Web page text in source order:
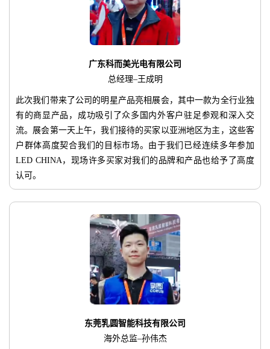
广东科而美光电有限公司
总经理–王成明
此次我们带来了公司的明星产品亮相展会，其中一款为全行业独
有的商显产品，成功吸引了众多国内外客户驻足参观和深入交
流。展会第一天上午，我们接待的买家以亚洲地区为主，这些客
户群体高度契合我们的目标市场。由于我们已经连续多年参加
LED CHINA，现场许多买家对我们的品牌和产品也给予了高度
认可。
东莞乳圆智能科技有限公司
海外总监–孙伟杰